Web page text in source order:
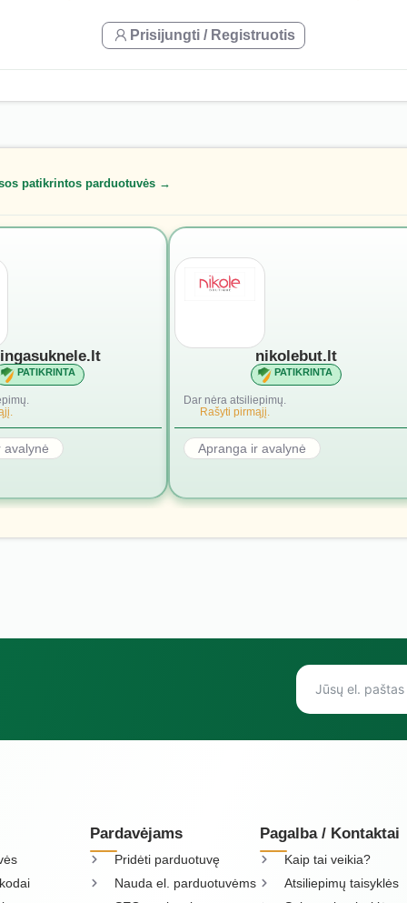
Prisijungti / Registruotis
patikrintos parduotuvės →
PATIKRINTA
avalynė
nikolebut.lt
PATIKRINTA
Dar nėra atsiliepimų.
Rašyti pirmąjį.
Apranga ir avalynė
Pardavėjams
Pridėti parduotuvę
Nauda el. parduotuvėms
Pagalba / Kontaktai
Kaip tai veikia?
Atsiliepimų taisyklės